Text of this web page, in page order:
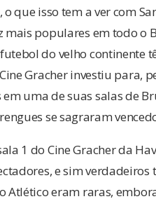
o que isso tem a ver com
mais populares em todo o
do velho continente
Gracher investiu para,
uma de suas salas de
se sagraram
1 do Cine Gracher da
e sim
Atlético eram raras,